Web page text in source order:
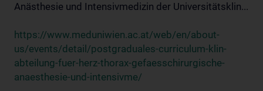
Anästhesie und Intensivmedizin der Universitätsklin...
https://www.meduniwien.ac.at/web/en/about-
us/events/detail/postgraduales-curriculum-klin-
abteilung-fuer-herz-thorax-gefaesschirurgische-
anaesthesie-und-intensivme/